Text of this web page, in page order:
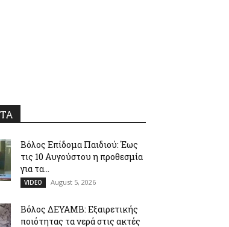
Βόλος Επίδομα Παιδιού: Έως
τις 10 Αυγούστου η προθεσμία
για τα...
VIDEO August 5, 2026
Βόλος ΔΕΥΑΜΒ: Εξαιρετικής
ποιότητας τα νερά στις ακτές